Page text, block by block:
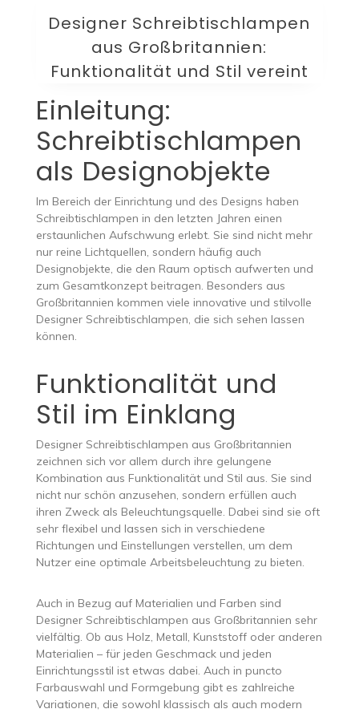
Designer Schreibtischlampen
aus Großbritannien:
Funktionalität und Stil vereint
Einleitung:
Schreibtischlampen
als Designobjekte
Im Bereich der Einrichtung und des Designs haben
Schreibtischlampen in den letzten Jahren einen
erstaunlichen Aufschwung erlebt. Sie sind nicht mehr
nur reine Lichtquellen, sondern häufig auch
Designobjekte, die den Raum optisch aufwerten und
zum Gesamtkonzept beitragen. Besonders aus
Großbritannien kommen viele innovative und stilvolle
Designer Schreibtischlampen, die sich sehen lassen
können.
Funktionalität und
Stil im Einklang
Designer Schreibtischlampen aus Großbritannien
zeichnen sich vor allem durch ihre gelungene
Kombination aus Funktionalität und Stil aus. Sie sind
nicht nur schön anzusehen, sondern erfüllen auch
ihren Zweck als Beleuchtungsquelle. Dabei sind sie oft
sehr flexibel und lassen sich in verschiedene
Richtungen und Einstellungen verstellen, um dem
Nutzer eine optimale Arbeitsbeleuchtung zu bieten.
Auch in Bezug auf Materialien und Farben sind
Designer Schreibtischlampen aus Großbritannien sehr
vielfältig. Ob aus Holz, Metall, Kunststoff oder anderen
Materialien – für jeden Geschmack und jeden
Einrichtungsstil ist etwas dabei. Auch in puncto
Farbauswahl und Formgebung gibt es zahlreiche
Variationen, die sowohl klassisch als auch modern